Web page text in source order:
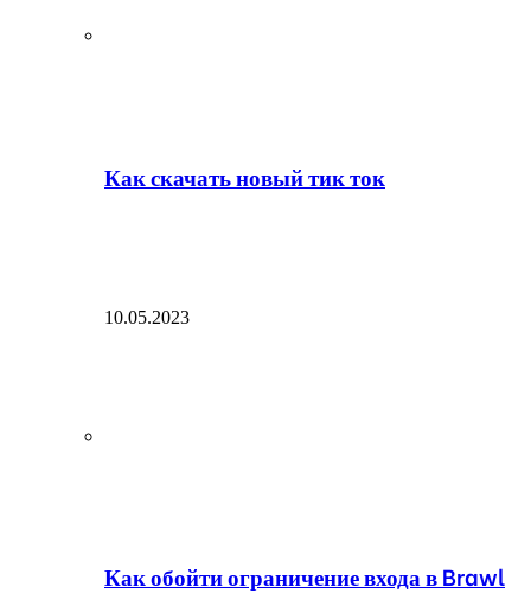
Как скачать новый тик ток
10.05.2023
Как обойти ограничение входа в Brawl